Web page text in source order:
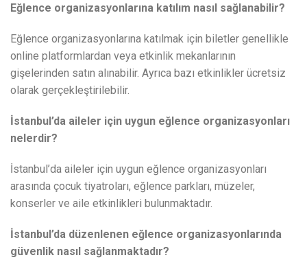
Eğlence organizasyonlarına katılım nasıl sağlanabilir?
Eğlence organizasyonlarına katılmak için biletler genellikle
online platformlardan veya etkinlik mekanlarının
gişelerinden satın alınabilir. Ayrıca bazı etkinlikler ücretsiz
olarak gerçekleştirilebilir.
İstanbul’da aileler için uygun eğlence organizasyonları
nelerdir?
İstanbul’da aileler için uygun eğlence organizasyonları
arasında çocuk tiyatroları, eğlence parkları, müzeler,
konserler ve aile etkinlikleri bulunmaktadır.
İstanbul’da düzenlenen eğlence organizasyonlarında
güvenlik nasıl sağlanmaktadır?